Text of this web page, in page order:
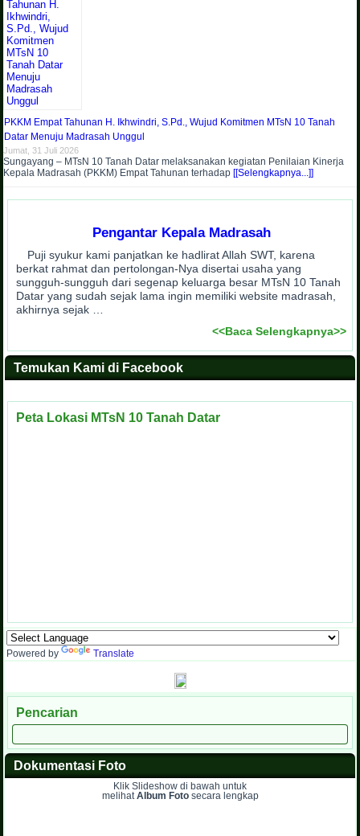
PKKM Empat Tahunan H. Ikhwindri, S.Pd., Wujud Komitmen MTsN 10 Tanah
Datar Menuju Madrasah Unggul
Jumat, 31 Juli 2026
Sungayang – MTsN 10 Tanah Datar melaksanakan kegiatan Penilaian Kinerja
Kepala Madrasah (PKKM) Empat Tahunan terhadap [[Selengkapnya...]]
Pengantar Kepala Madrasah
Puji syukur kami panjatkan ke hadlirat Allah SWT, karena
berkat rahmat dan pertolongan-Nya disertai usaha yang
sungguh-sungguh dari segenap keluarga besar MTsN 10 Tanah
Datar yang sudah sejak lama ingin memiliki website madrasah,
akhirnya sejak …
<<Baca Selengkapnya>>
Temukan Kami di Facebook
Peta Lokasi MTsN 10 Tanah Datar
Powered by Translate
Pencarian
Dokumentasi Foto
Klik Slideshow di bawah untuk
melihatAlbum Fotosecara lengkap